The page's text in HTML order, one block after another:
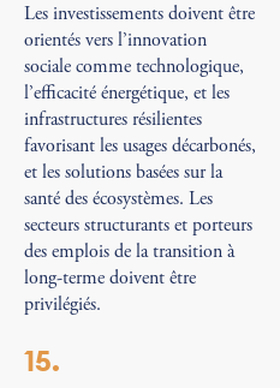
Les investissements doivent être
orientés vers l’innovation
sociale comme technologique,
l’efficacité énergétique, et les
infrastructures résilientes
favorisant les usages décarbonés,
et les solutions basées sur la
santé des écosystèmes. Les
secteurs structurants et porteurs
des emplois de la transition à
long-terme doivent être
privilégiés.
15.